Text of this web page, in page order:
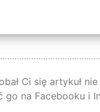
Ci się artykuł
go na Facebooku i